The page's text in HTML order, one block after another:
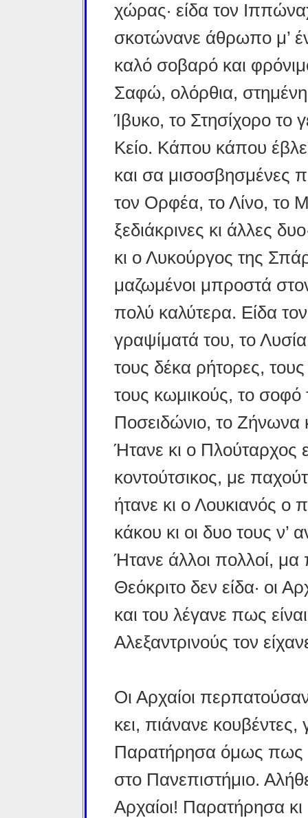
χώρας· είδα τον
σκοτώνανε άθρωπο μ’
καλό σοβαρό και
Σαφώ, ολόρθια,
Ίβυκο, το Στησίχορο το
Κείο. Κάπου κάπου
και σα μισοσβησμένες
τον Ορφέα, το Λίνο, το
ξεδιάκρινες κι άλλες
κι ο Λυκούργος της
μαζωμένοι μπροστά
πολύ καλύτερα. Είδα
γραψί­ματά του, το
τους δέκα ρήτορες,
τους κωμικούς, το σοφό
Ποσειδώνιο, το Ζήνωνα
Ήτανε κι ο Πλούταρχος
κοντούτσικος, με
ήτανε κι ο Λουκιανός ο
κάκου κι οι δυο τους
Ήτανε άλλοι πολλοί,
Θεόκριτο δεν είδα· οι
και του λέγανε πως
Αλεξαντρινούς τον
Οι Αρχαίοι
κει, πιάνανε
Παρα­τήρησα όμως πως
στο Πανε­πιστήμιο.
Αρχαίοι! Παρατή­ρησα κι